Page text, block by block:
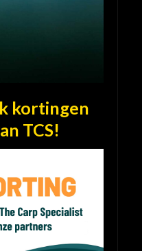
kortingen
TCS!